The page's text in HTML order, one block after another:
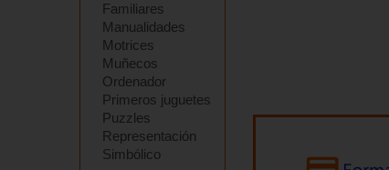
Familiares
Manualidades
Motrices
Muñecos
Ordenador
Primeros juguetes
Puzzles
Representación
Simbólico